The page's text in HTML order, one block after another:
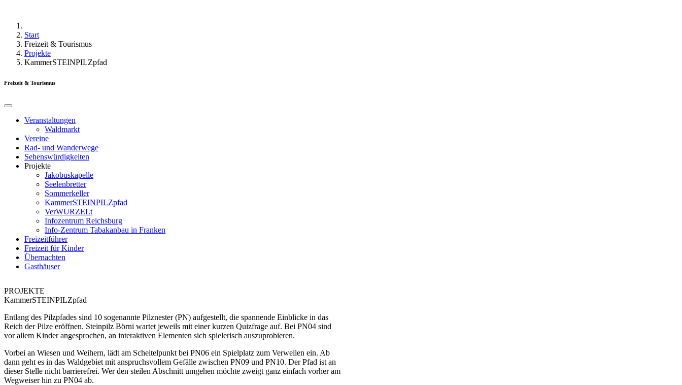
Start
Freizeit & Tourismus
Projekte
KammerSTEINPILZpfad
Freizeit & Tourismus
Veranstaltungen
Waldmarkt
Vereine
Rad- und Wanderwege
Sehenswürdigkeiten
Projekte
Jakobuskapelle
Seelenbretter
Sommerkeller
KammerSTEINPILZpfad
VerWURZELt
Infozentrum Reichsburg
Info-Zentrum Tabakanbau in Franken
Freizeitführer
Freizeit für Kinder
Übernachten
Gasthäuser
PROJEKTE
KammerSTEINPILZpfad
Entlang des Pilzpfades sind 10 sogenannte Pilznester (PN) aufgestellt, die spannende Einblicke in das
Reich der Pilze eröffnen. Steinpilz Börni wartet jeweils mit einer kurzen Quizfrage auf. Bei PN04 sind
vor allem Kinder angesprochen, an interaktiven Elementen sich spielerisch auszuprobieren.
Vorbei an Wiesen und Weihern, lädt am Scheitelpunkt bei PN06 ein Spielplatz zum Verweilen ein. Ab
dann geht es in das Waldgebiet mit anspruchsvollem Gefälle zwischen PN09 und PN10. Der Pfad ist an
dieser Stelle nicht barrierefrei. Wer den steilen Abschnitt umgehen möchte zweigt ganz einfach vorher am
Wegweiser hin zu PN04 ab.